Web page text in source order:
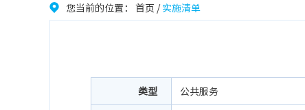
您当前的位置： 首页 /实施清单
类型 公共服务